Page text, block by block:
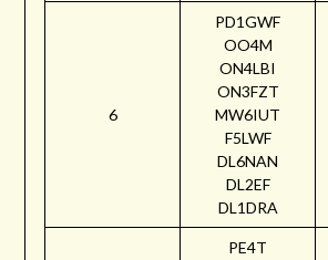
6
PD1GWF
OO4M
ON4LBI
ON3FZT
MW6IUT
F5LWF
DL6NAN
DL2EF
DL1DRA
PE4T